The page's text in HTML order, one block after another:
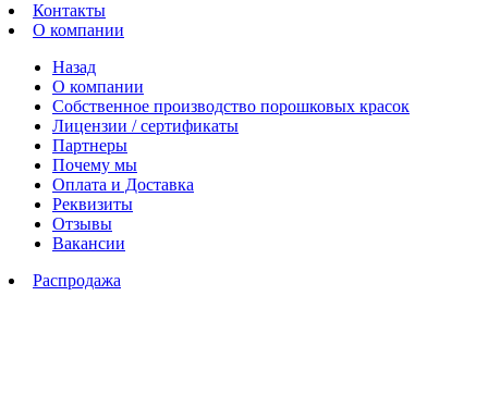
Контакты
О компании
Назад
О компании
Собственное производство порошковых красок
Лицензии / сертификаты
Партнеры
Почему мы
Оплата и Доставка
Реквизиты
Отзывы
Вакансии
Распродажа